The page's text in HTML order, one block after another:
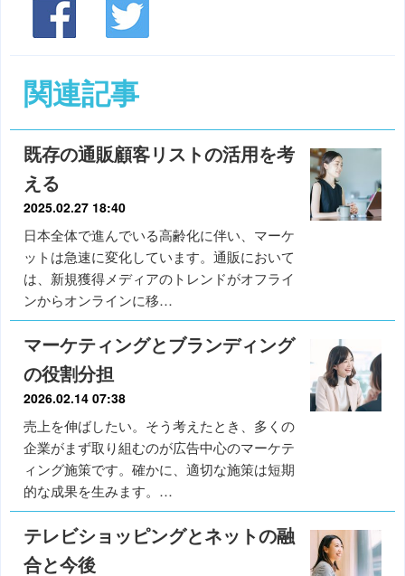
関連記事
既存の通販顧客リストの活用を考
える
2025.02.27 18:40
日本全体で進んでいる高齢化に伴い、マーケ
ットは急速に変化しています。通販において
は、新規獲得メディアのトレンドがオフライ
ンからオンラインに移…
マーケティングとブランディング
の役割分担
2026.02.14 07:38
売上を伸ばしたい。そう考えたとき、多くの
企業がまず取り組むのが広告中心のマーケテ
ィング施策です。確かに、適切な施策は短期
的な成果を生みます。…
テレビショッピングとネットの融
合と今後